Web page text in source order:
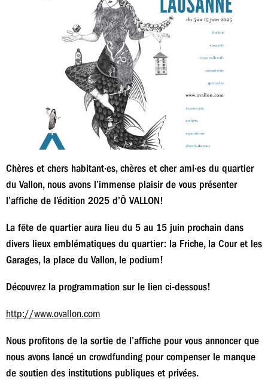
Chères et chers habitant·es, chères et cher ami·es du quartier
du Vallon, nous avons l’immense plaisir de vous présenter
l’affiche de l’édition 2025 d’Ô VALLON!
La fête de quartier aura lieu du 5 au 15 juin prochain dans
divers lieux emblématiques du quartier: la Friche, la Cour et les
Garages, la place du Vallon, le podium!
Découvrez la programmation sur le lien ci-dessous!
http://www.ovallon.com
Nous profitons de la sortie de l’affiche pour vous annoncer que
nous avons lancé un crowdfunding pour compenser le manque
de soutien des institutions publiques et privées.